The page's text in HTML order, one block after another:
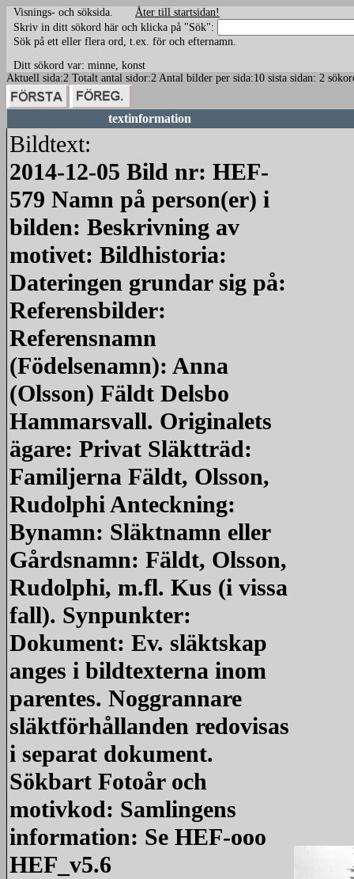
Visnings- och söksida. Åter till startsidan!
Skriv in ditt sökord här och klicka på "Sök":
Sök på ett eller flera ord, t.ex. för och efternamn.
Ditt sökord var: minne, konst
Aktuell sida:2 Totalt antal sidor:2 Antal bilder per sida:10 sista sidan: 2
textinformation
Bildtext:
2014-12-05 Bild nr: HEF-
579 Namn på person(er) i
bilden: Beskrivning av
motivet: Bildhistoria:
Dateringen grundar sig på:
Referensbilder:
Referensnamn
(Födelsenamn): Anna
(Olsson) Fäldt Delsbo
Hammarsvall. Originalets
ägare: Privat Släktträd:
Familjerna Fäldt, Olsson,
Rudolphi Anteckning:
Bynamn: Släktnamn eller
Gårdsnamn: Fäldt, Olsson,
Rudolphi, m.fl. Kus (i vissa
fall). Synpunkter:
Dokument: Ev. släktskap
anges i bildtexterna inom
parentes. Noggrannare
släktförhållanden redovisas
i separat dokument.
Sökbart Fotoår och
motivkod: Samlingens
information: Se HEF-ooo
HEF_v5.6